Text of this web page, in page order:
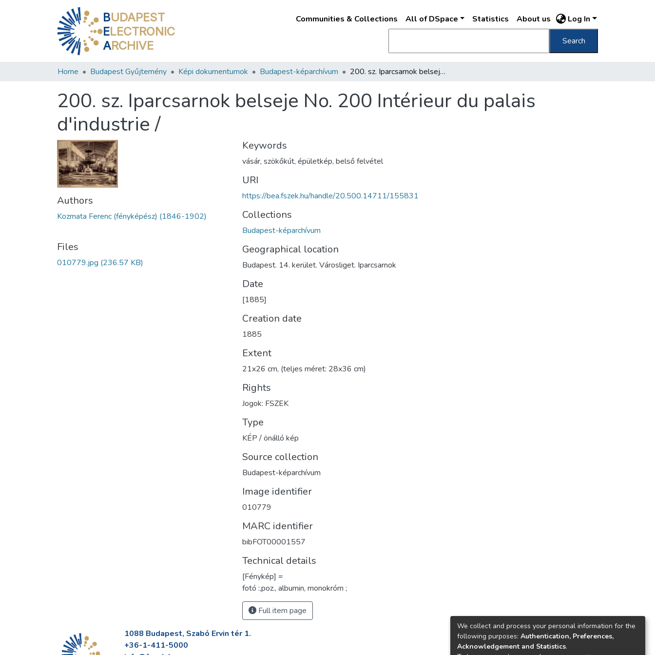
BUDAPEST
ELECTRONIC
ARCHIVE
Communities & Collections All of DSpace Statistics About us Log In
Search
Home Budapest Gyűjtemény Képi dokumentumok Budapest-képarchívum 200. sz. Iparcsarnok belseje No. 200 Intérieur du palais d'industrie /
200. sz. Iparcsarnok belseje No. 200 Intérieur du palais
d'industrie /
Authors
Kozmata Ferenc (fényképész) (1846-1902)
Files
010779.jpg (236.57 KB)
Keywords
vásár, szökőkút, épületkép, belső felvétel
URI
https://bea.fszek.hu/handle/20.500.14711/155831
Collections
Budapest-képarchívum
Geographical location
Budapest. 14. kerület. Városliget. Iparcsarnok
Date
[1885]
Creation date
1885
Extent
21x26 cm, (teljes méret: 28x36 cm)
Rights
Jogok: FSZEK
Type
KÉP / önálló kép
Source collection
Budapest-képarchívum
Image identifier
010779
MARC identifier
bibFOT00001557
Technical details
[Fénykép] =
fotó :,poz., albumin, monokróm ;
Full item page
1088 Budapest, Szabó Ervin tér 1.
+36-1-411-5000
We collect and process your personal information for the
following purposes: Authentication, Preferences,
Acknowledgement and Statistics.